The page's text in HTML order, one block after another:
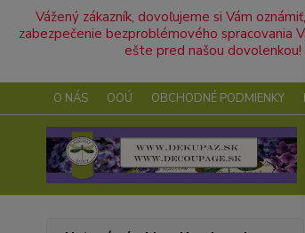
Vážený zákazník, dovoľujeme si Vám
zabezpečenie bezproblémového spracovania
ešte pred našou
O NÁS OOÚ OBCHODNÉ PODMIENKY